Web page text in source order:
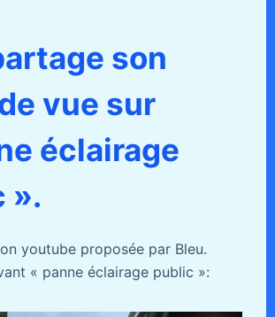
son
vue sur
éclairage
».
youtube proposée par Bleu.
« panne éclairage public »: